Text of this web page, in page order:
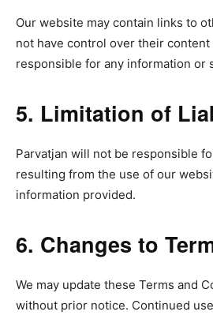
Our website may contain links to
not have control over their content
responsible for any information or
5. Limitation of
Parvatjan will not be responsible
resulting from the use of our
information provided.
6. Changes to
We may update these Terms and
without prior notice. Continued